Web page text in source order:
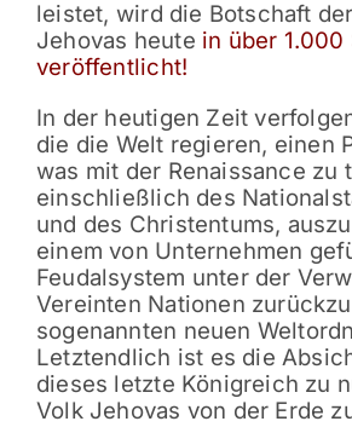
leistet, wird die Botschaft
Jehovas heute in über 1.000
veröffentlicht!
In der heutigen Zeit
die die Welt regieren, einen
was mit der Renaissance zu
einschließlich des
und des Christentums,
einem von Unternehmen
Feudalsystem unter der
Vereinten Nationen
sogenannten neuen
Letztendlich ist es die
dieses letzte Königreich zu
Volk Jehovas von der Erde